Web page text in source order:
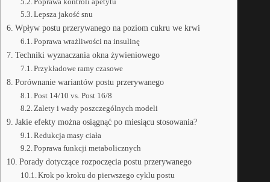
Lepsza jakość snu
Wpływ postu przerywanego na poziom cukru we krwi
Poprawa wrażliwości na insulinę
Techniki wyznaczania okna żywieniowego
Przykładowe ramy czasowe
Porównanie wariantów postu przerywanego
Post 14/10 vs. Post 16/8
Zalety i wady poszczególnych modeli
Jakie efekty można osiągnąć po miesiącu stosowania?
Redukcja masy ciała
Poprawa funkcji metabolicznych
Porady dotyczące rozpoczęcia postu przerywanego
Krok po kroku do pierwszego cyklu postu